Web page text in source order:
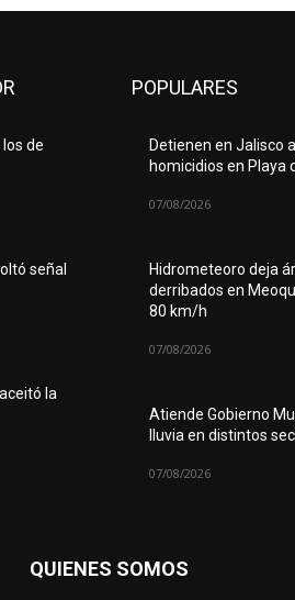
de
señal
la
POPULARES
Detienen en Jalisco
homicidios en Playa
07/08/2026
Hidrometeoro deja
derribados en
80 km/h
07/08/2026
Atiende Gobierno
lluvia en distintos
07/08/2026
QUIENES SOMOS